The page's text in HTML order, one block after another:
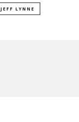
JEFF LYNNE